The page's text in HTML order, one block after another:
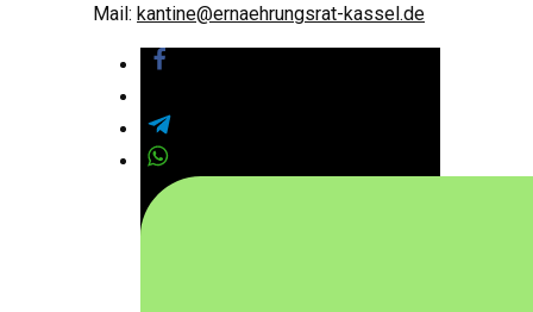
Mail: kantine@ernaehrungsrat-kassel.de